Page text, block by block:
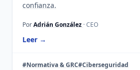
confianza.
PorAdrián González · CEO
Leer →
#Normativa & GRC#Ciberseguridad